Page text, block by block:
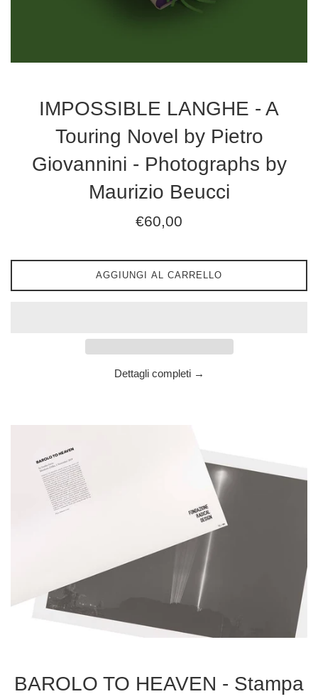
IMPOSSIBLE LANGHE - A
Touring Novel by Pietro
Giovannini - Photographs by
Maurizio Beucci
Prezzo
€60,00
AGGIUNGI AL CARRELLO
Dettagli completi →
BAROLO TO HEAVEN - Stampa